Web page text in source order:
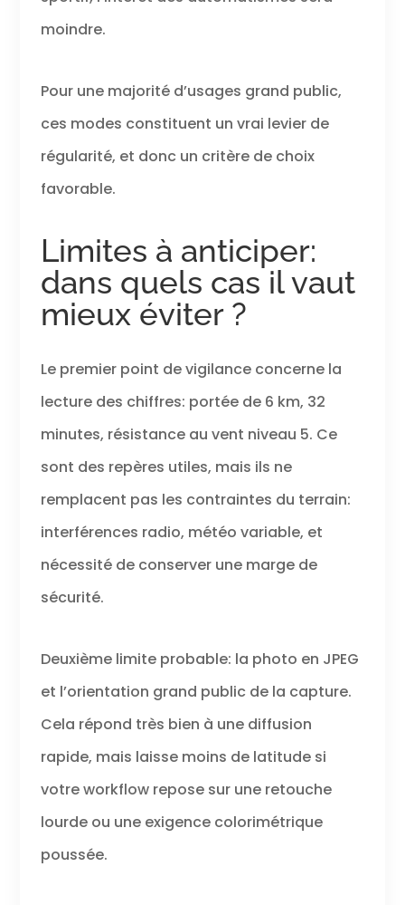
moindre.
Pour une majorité d’usages grand public,
ces modes constituent un vrai levier de
régularité, et donc un critère de choix
favorable.
Limites à anticiper:
dans quels cas il vaut
mieux éviter ?
Le premier point de vigilance concerne la
lecture des chiffres: portée de 6 km, 32
minutes, résistance au vent niveau 5. Ce
sont des repères utiles, mais ils ne
remplacent pas les contraintes du terrain:
interférences radio, météo variable, et
nécessité de conserver une marge de
sécurité.
Deuxième limite probable: la photo en JPEG
et l’orientation grand public de la capture.
Cela répond très bien à une diffusion
rapide, mais laisse moins de latitude si
votre workflow repose sur une retouche
lourde ou une exigence colorimétrique
poussée.